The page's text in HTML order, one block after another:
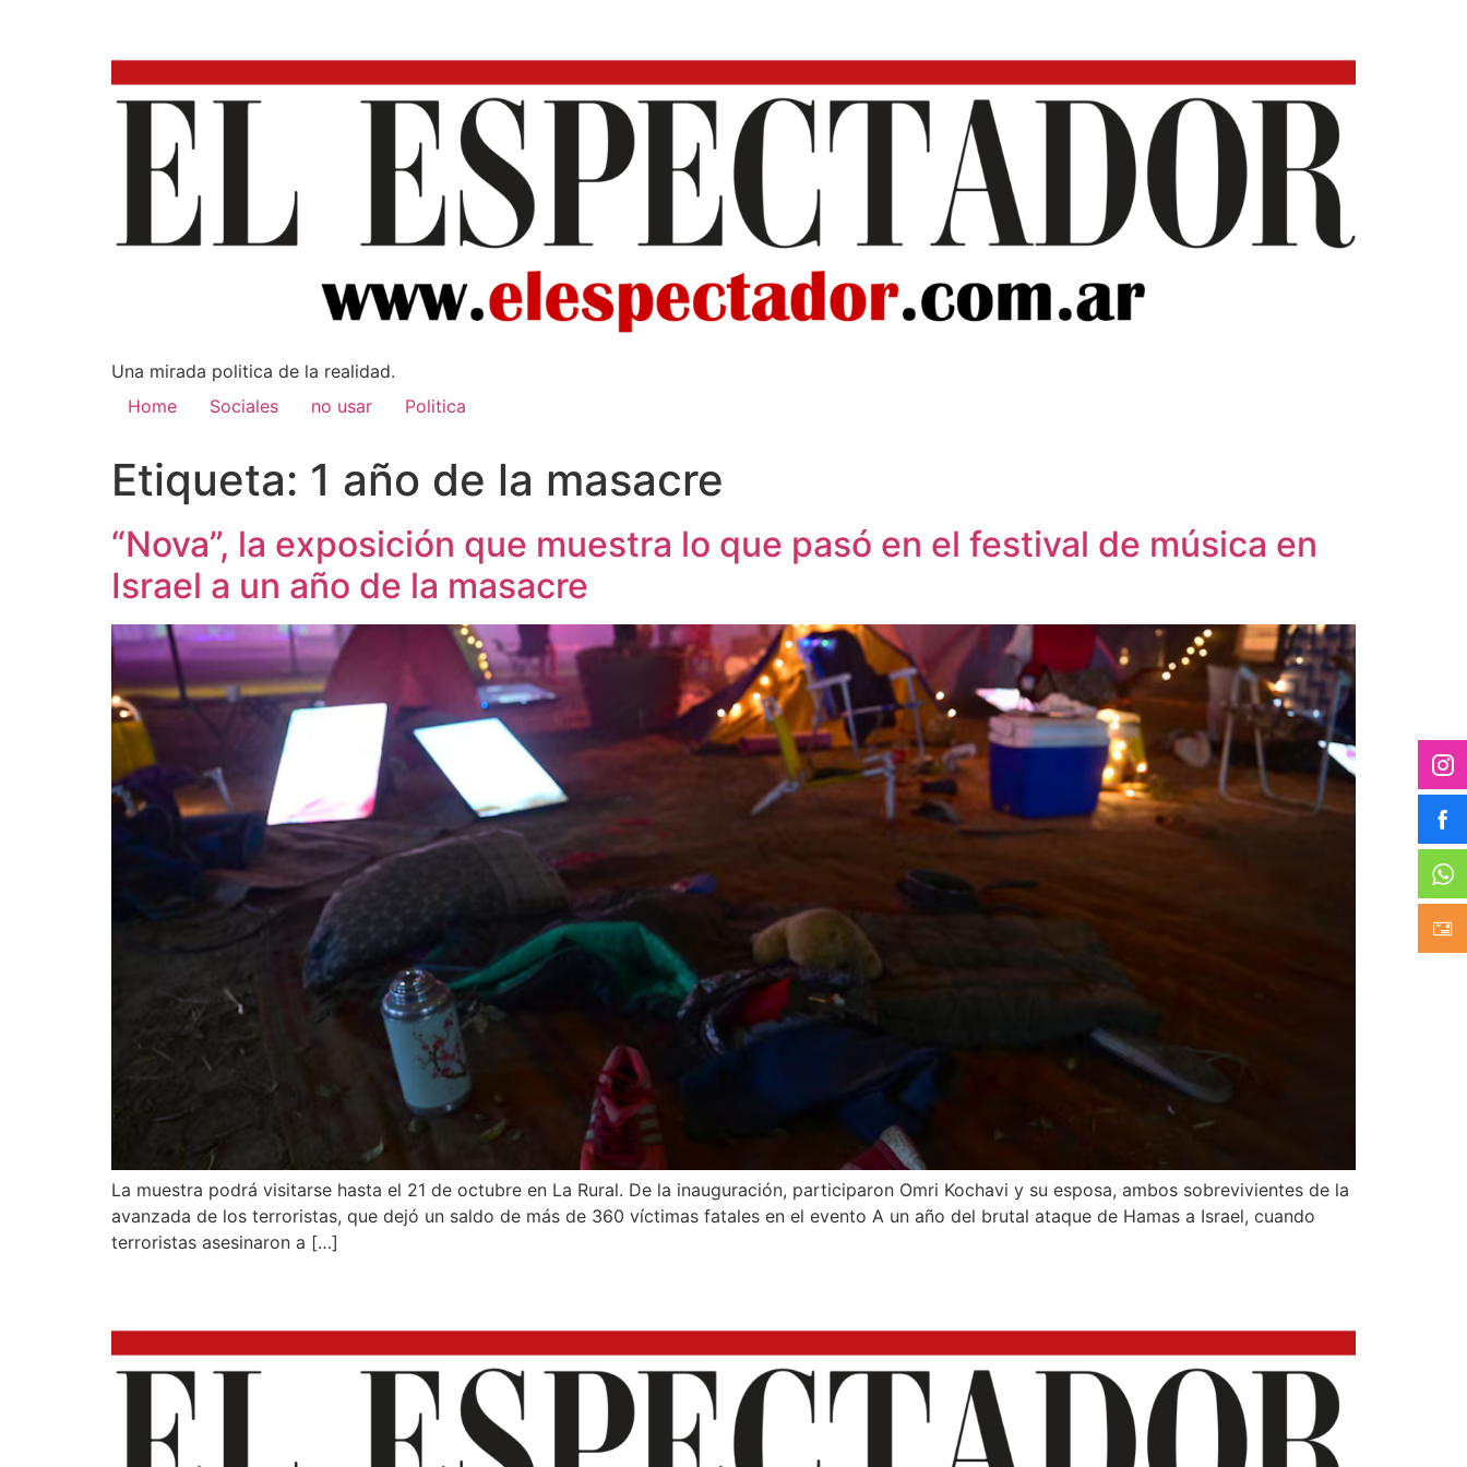
Una mirada poli­tica de la realidad.
Home
Sociales no usar Politica
Etiqueta: 1 año de la masacre
“Nova”, la exposición que muestra lo que pasó en el festival de música en
Israel a un año de la masacre
La muestra podrá visitarse hasta el 21 de octubre en La Rural. De la inauguración, participaron Omri Kochavi y su esposa, ambos sobrevivientes de la
avanzada de los terroristas, que dejó un saldo de más de 360 víctimas fatales en el evento A un año del brutal ataque de Hamas a Israel, cuando
terroristas asesinaron a […]